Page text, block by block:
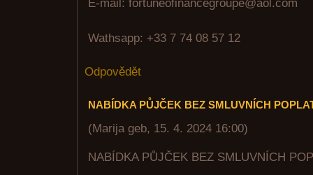
E-mail: fortuneofinancegroupe@aol.com
Wathsapp: +33 7 74 08 57 12
Odpovědět
NABÍDKA PŮJČEK BEZ SMLUVNÍCH
(Marija geb, 15. 4. 2024 16:00)
NABÍDKA PŮJČEK BEZ SMLUVNÍCH